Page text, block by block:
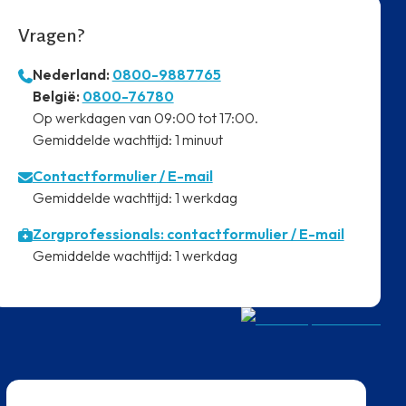
Vragen?
Nederland: 0800-9887765
⁠België: 0800-76780
⁠Op werkdagen van 09:00 tot 17:00.
⁠Gemiddelde wachttijd: 1 minuut
Contactformulier/ E-mail
⁠Gemiddelde wachttijd: 1 werkdag
Zorgprofessionals: contactformulier / E-mail
⁠Gemiddelde wachttijd: 1 werkdag